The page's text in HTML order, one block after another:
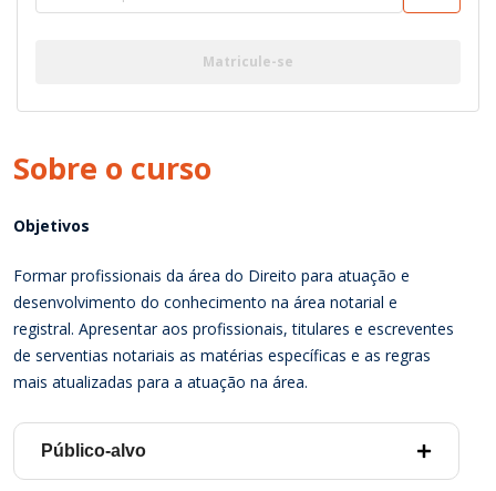
Sobre o curso
Objetivos
Formar profissionais da área do Direito para atuação e
desenvolvimento do conhecimento na área notarial e
registral. Apresentar aos profissionais, titulares e escreventes
de serventias notariais as matérias específicas e as regras
mais atualizadas para a atuação na área.
Público-alvo
Matricule-se